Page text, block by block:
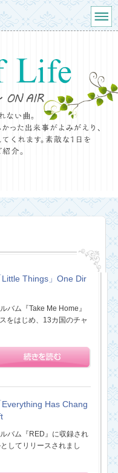
Things」One Dir
バム『Take Me Home』
をはじめ、13カ国のチャ
Has Chang
バム『RED』に収録され
してリリースされまし